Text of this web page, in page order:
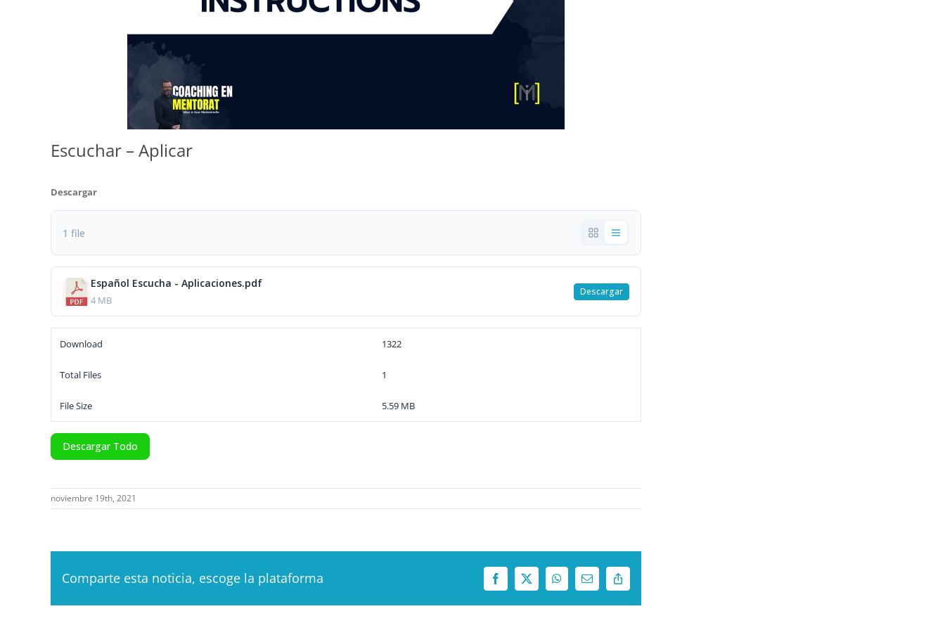
Escuchar – Aplicar
Descargar
1 file
Español Escucha - Aplicaciones.pdf
4 MB
Descargar
Download 1322
Total Files 1
File Size 5.59 MB
Descargar Todo
noviembre 19th, 2021
Comparte esta noticia, escoge la plataforma Facebook
X WhatsAppCorreo
electrónico
Copy
Link